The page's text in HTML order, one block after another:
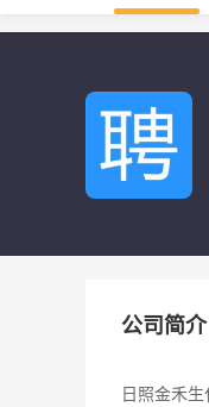
公司简介
日照金禾